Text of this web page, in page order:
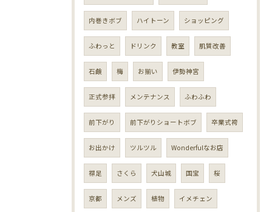
内巻きボブ ハイトーン ショッピング
ふわっと ドリンク 教室 肌質改善
石鹸 梅 お揃い 伊勢神宮
正式参拝 メンテナンス ふわふわ
前下がり 前下がりショートボブ 卒業式袴
お出かけ ツルツル Wonderfulなお店
襟足 さくら 犬山城 国宝 桜
京都 メンズ 植物 イメチェン